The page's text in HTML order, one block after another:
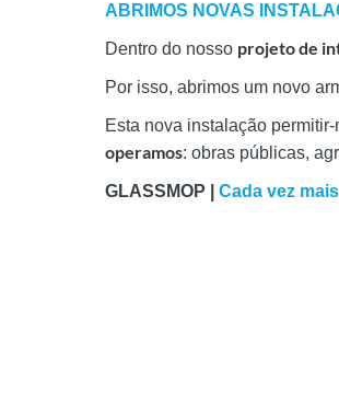
ABRIMOS NOVAS
Dentro do nosso projeto de
Por isso, abrimos um novo
Esta nova instalação
operamos: obras públicas,
GLASSMOP | Cada vez